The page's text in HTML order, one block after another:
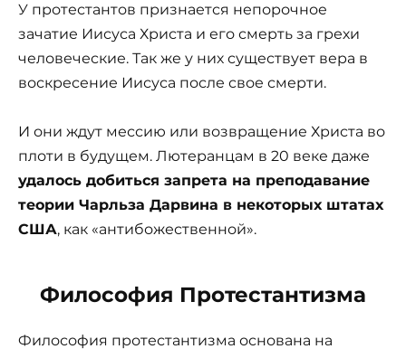
У протестантов признается непорочное
зачатие Иисуса Христа и его смерть за грехи
человеческие. Так же у них существует вера в
воскресение Иисуса после свое смерти.
И они ждут мессию или возвращение Христа во
плоти в будущем. Лютеранцам в 20 веке даже
удалось добиться запрета на преподавание
теории Чарльза Дарвина в некоторых штатах
США, как «антибожественной».
Философия Протестантизма
Философия протестантизма основана на